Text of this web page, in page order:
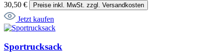
30,50 € Preise inkl. MwSt. zzgl. Versandkosten
Jetzt kaufen
Sportrucksack